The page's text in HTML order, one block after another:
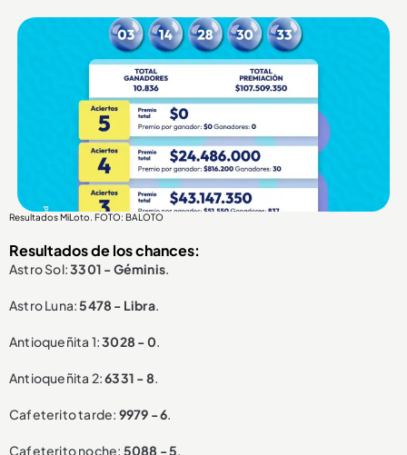
Resultados MiLoto. FOTO: BALOTO
Resultados de los chances:
Astro Sol:3301 - Géminis.
Astro Luna:5478 - Libra.
Antioqueñita 1:3028 - 0.
Antioqueñita 2:6331 - 8.
Cafeterito tarde: 9979 - 6.
Cafeterito noche: 5088 - 5.